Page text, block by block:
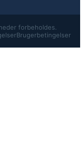
forbeholdes.
Brugerbetingelser